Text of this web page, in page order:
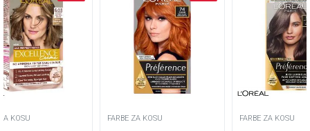
KOSU FARBE ZA KOSU FARBE ZA KOSU